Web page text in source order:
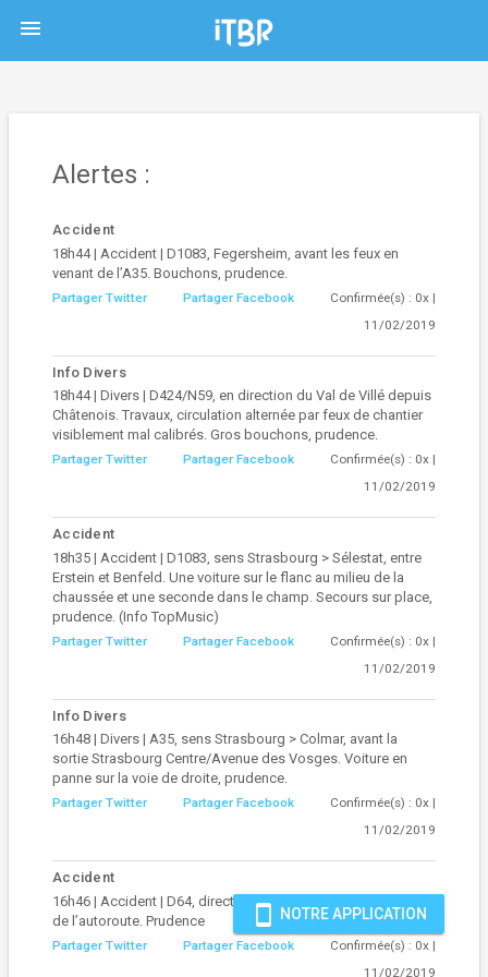
menu
Alertes :
Accident
18h44 | Accident | D1083, Fegersheim, avant les feux en
venant de l’A35. Bouchons, prudence.
Partager Twitter Partager Facebook
Confirmée(s) : 0x |
11/02/2019
Info Divers
18h44 | Divers | D424/N59, en direction du Val de Villé depuis
Châtenois. Travaux, circulation alternée par feux de chantier
visiblement mal calibrés. Gros bouchons, prudence.
Partager Twitter Partager Facebook
Confirmée(s) : 0x |
11/02/2019
Accident
18h35 | Accident | D1083, sens Strasbourg > Sélestat, entre
Erstein et Benfeld. Une voiture sur le flanc au milieu de la
chaussée et une seconde dans le champ. Secours sur place,
prudence. (Info TopMusic)
Partager Twitter Partager Facebook
Confirmée(s) : 0x |
11/02/2019
Info Divers
16h48 | Divers | A35, sens Strasbourg > Colmar, avant la
sortie Strasbourg Centre/Avenue des Vosges. Voiture en
panne sur la voie de droite, prudence.
Partager Twitter Partager Facebook
Confirmée(s) : 0x |
11/02/2019
Accident
16h46 | Accident | D64, direction Vendenheim, avant le pont
de l’autoroute. Prudence
Partager Twitter Partager Facebook
Confirmée(s) : 0x |
11/02/2019
smartphone NOTRE APPLICATION